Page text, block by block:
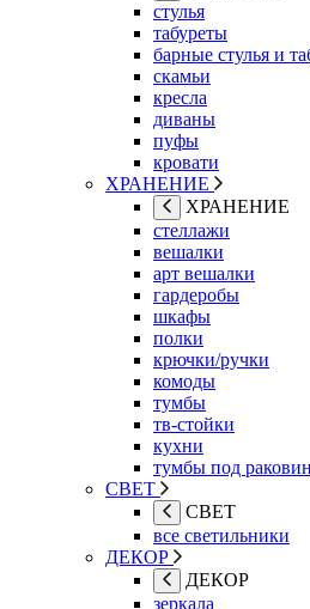
стулья
табуреты
барные стулья и
скамьи
кресла
диваны
пуфы
кровати
ХРАНЕНИЕ
ХРАНЕНИЕ
стеллажи
вешалки
арт вешалки
гардеробы
шкафы
полки
крючки/ручки
комоды
тумбы
тв-стойки
кухни
тумбы под
СВЕТ
СВЕТ
все светильники
ДЕКОР
ДЕКОР
зеркала